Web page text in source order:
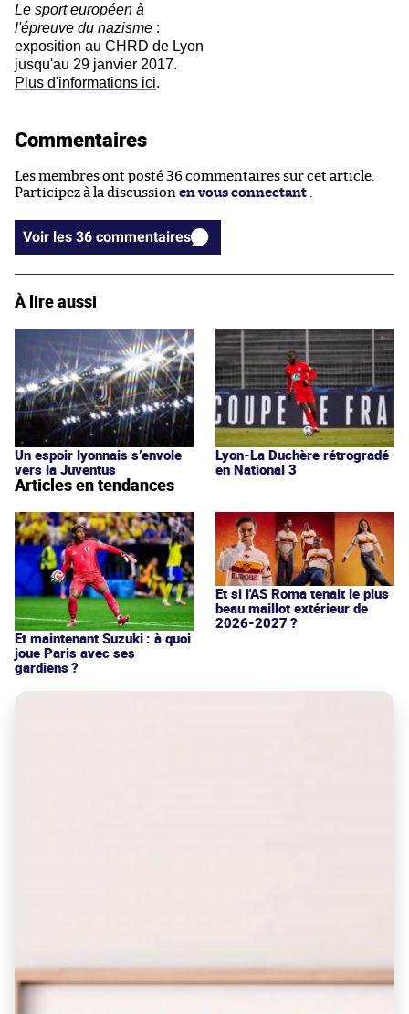
Le sport européen à
l'épreuve du nazisme :
exposition au CHRD de Lyon
jusqu'au 29 janvier 2017.
Plus d'informations ici.
Commentaires
Les membres ont posté 36 commentaires sur cet article.
Participez à la discussion en vous connectant
Voir les 36 commentaires
À lire aussi
Un espoir lyonnais s’envole
vers la Juventus
Lyon-La Duchère rétrogradé
en National 3
Articles en tendances
Et maintenant Suzuki : à quoi
joue Paris avec ses
gardiens ?
Et si l'AS Roma tenait le plus
beau maillot extérieur de
2026-2027 ?